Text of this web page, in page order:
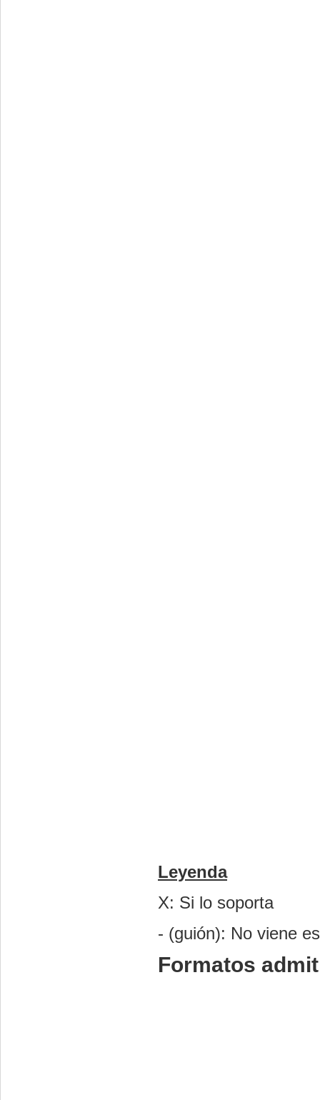
Leyenda
X: Si lo soporta
- (guión): No viene
Formatos